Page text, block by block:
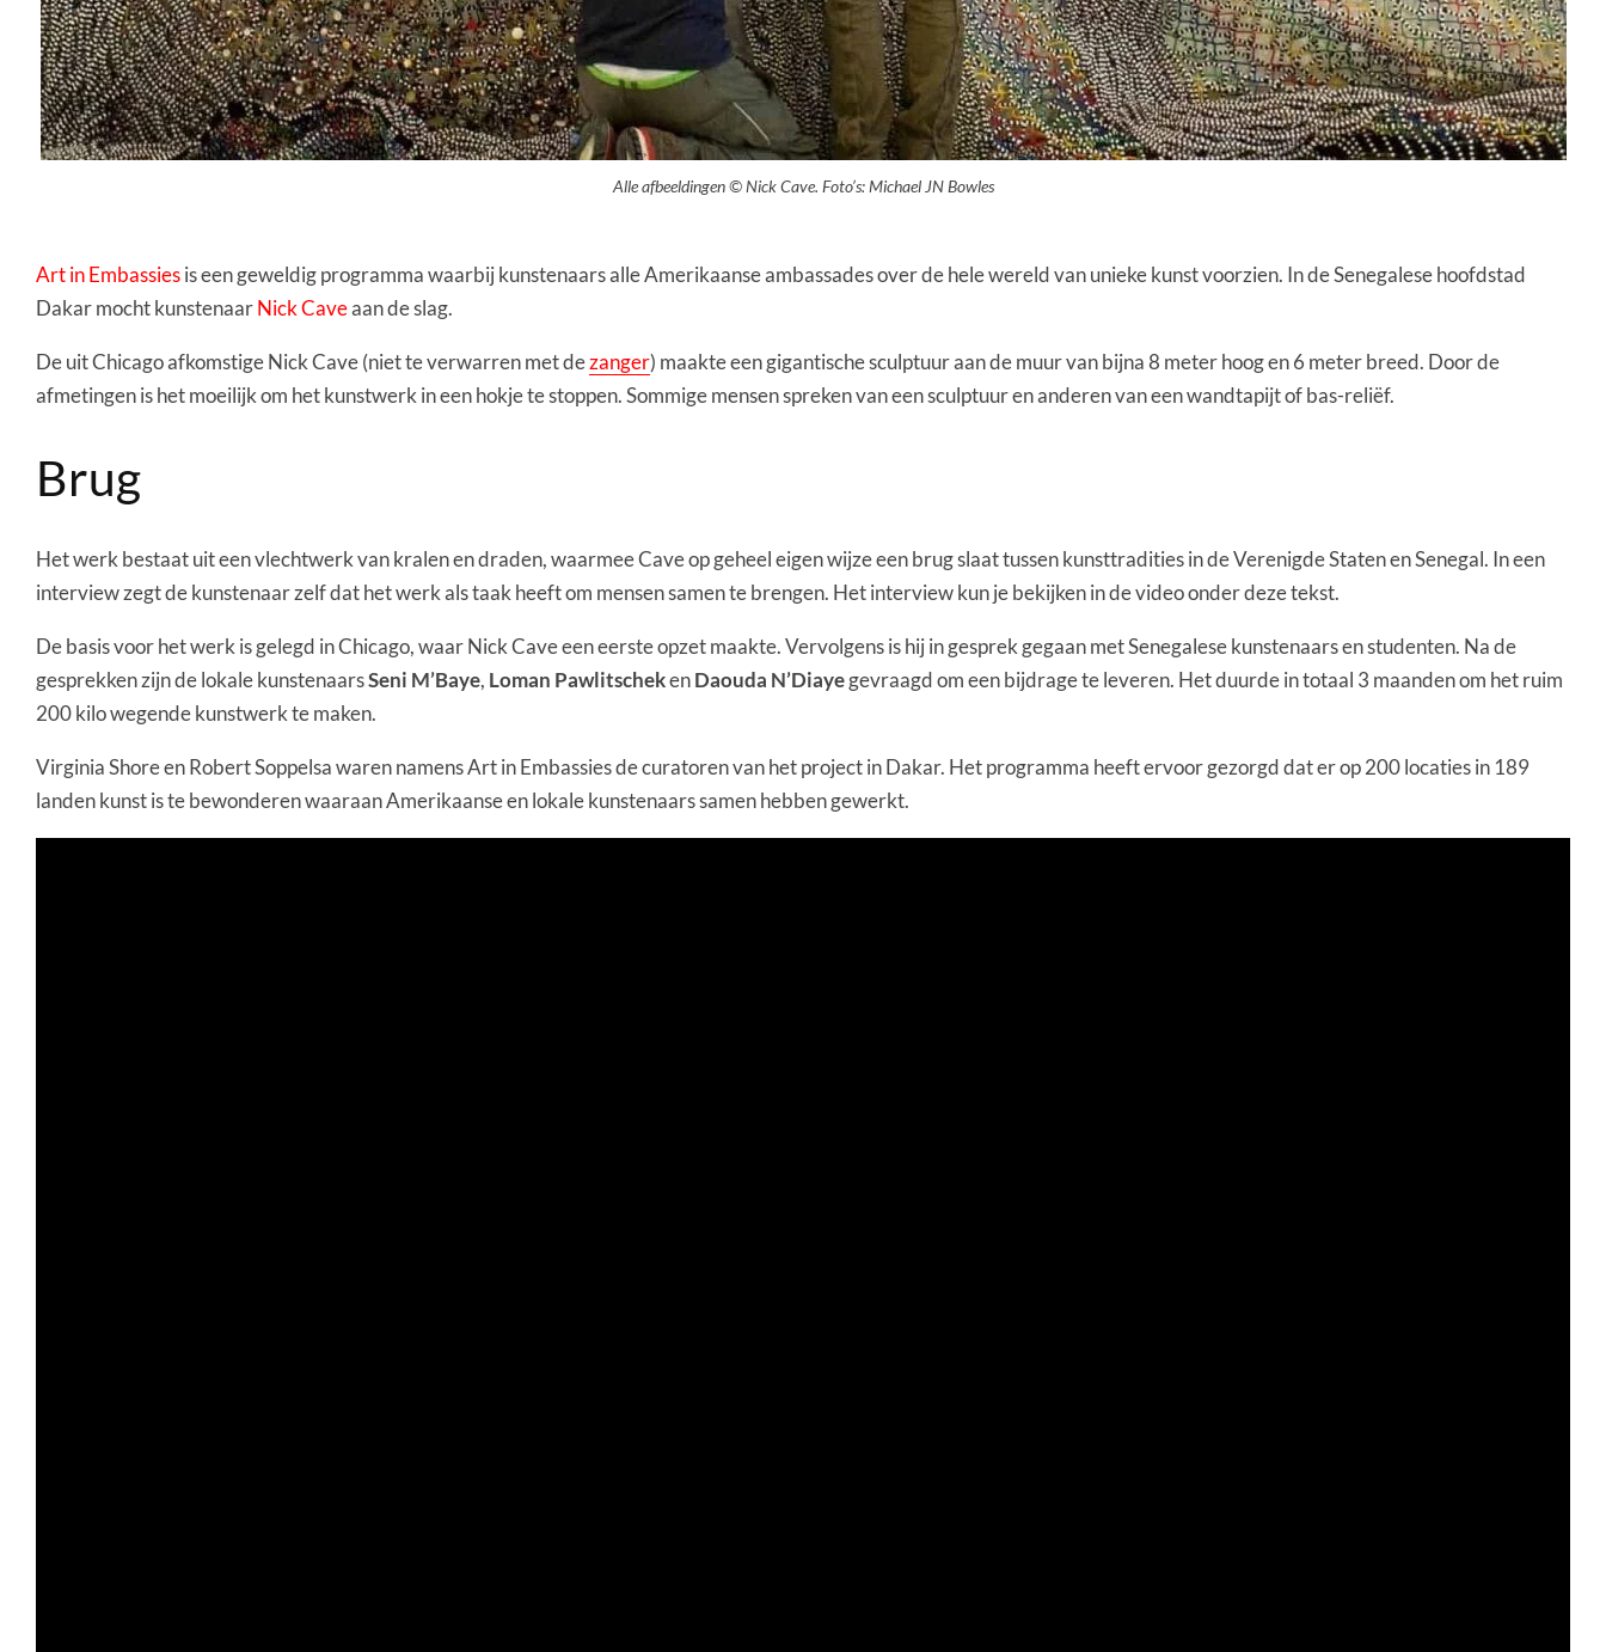
Alle afbeeldingen © Nick Cave. Foto’s: Michael JN Bowles
Art in Embassiesis een geweldig programma waarbij kunstenaars alle Amerikaanse ambassades over de hele wereld van unieke kunst voorzien. In de Senegalese hoofdstad
Dakar mocht kunstenaarNick Caveaan de slag.
De uit Chicago afkomstige Nick Cave (niet te verwarren met dezanger) maakte een gigantische sculptuur aan de muur van bijna 8 meter hoog en 6 meter breed. Door de
afmetingen is het moeilijk om het kunstwerk in een hokje te stoppen. Sommige mensen spreken van een sculptuur en anderen van een wandtapijt of bas-reliëf.
Brug
Het werk bestaat uit een vlechtwerk van kralen en draden, waarmee Cave op geheel eigen wijze een brug slaat tussen kunsttradities in de Verenigde Staten en Senegal. In een
interview zegt de kunstenaar zelf dat het werk als taak heeft om mensen samen te brengen. Het interview kun je bekijken in de video onder deze tekst.
De basis voor het werk is gelegd in Chicago, waar Nick Cave een eerste opzet maakte. Vervolgens is hij in gesprek gegaan met Senegalese kunstenaars en studenten. Na de
gesprekken zijn de lokale kunstenaarsSeni M’Baye, Loman PawlitschekenDaouda N’Diayegevraagd om een bijdrage te leveren. Het duurde in totaal 3 maanden om het ruim
200 kilo wegende kunstwerk te maken.
Virginia Shore en Robert Soppelsa waren namens Art in Embassies de curatoren van het project in Dakar. Het programma heeft ervoor gezorgd dat er op 200 locaties in 189
landen kunst is te bewonderen waaraan Amerikaanse en lokale kunstenaars samen hebben gewerkt.